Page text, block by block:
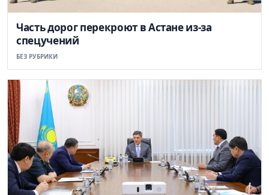
Часть дорог перекроют в Астане из-за
спецучений
БЕЗ РУБРИКИ